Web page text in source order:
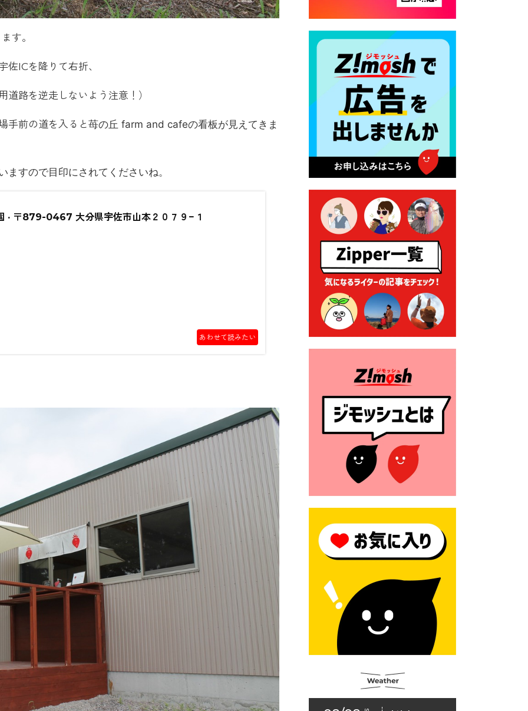
す。
佐ICを降りて右折、
路を逆走しないよう注意！）
手前の道を入ると苺の丘 farm and cafeの看板が見えてきま
すので目印にされてくださいね。
· 〒879-0467 大分県宇佐市山本２０７９−１
あわせて読みたい
2026年7月21日 卜仙の郷 お
盆期間の営業時間のお知らせ
2026年7月17日 バス経路検索
のご利用案内
2026年7月10日 台湾伝統音楽
団体 「北埔八音団・楽善軒」
公演開催のお知らせ
ンディング型ふるさと納税の
実施について
2026年7月9日 農地法等に係
る各種申請に係る登記事項証
明書の添付省略について
2026年7月9日 廃食用油の回
収
2026年7月7日 「おゆずりコ
ーナー」について
2026年7月1日 豊前市民プール
一般開放
（令和８年４月１日施行）
格改定
2026年6月23日 公告一覧（市
内業者対象）を更新しまし
2026年6月23日 （一財）豊前
市佐野・則尾育英会奨学生募
2026年6月18日 セアカゴケグ
モにご注意ください！
ェルターの指定
2026年6月10日 令和８年経済
センサス-活動調査
2026年6月9日 令和８年第３
回定例会「一般質問一覧表」
2026年6月5日 新婚世帯の家